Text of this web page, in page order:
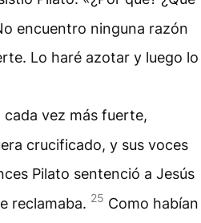
encuentro ninguna razón
Lo haré azotar y luego lo
vez más fuerte,
crucificado, y sus voces
Pilato sentenció a Jesús
reclamaba. 25 Como habían